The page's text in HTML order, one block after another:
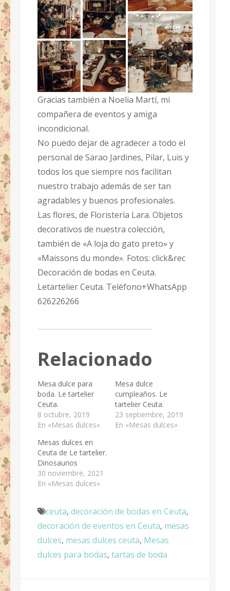
Gracias también a Noelia Martí, mi
compañera de eventos y amiga
incondicional.
No puedo dejar de agradecer a todo el
personal de Sarao Jardines, Pilar, Luis y
todos los que siempre nos facilitan
nuestro trabajo además de ser tan
agradables y buenos profesionales.
Las flores, de Floristería Lara. Objetos
decorativos de nuestra colección,
también de «A loja do gato preto» y
«Maissons du monde». Fotos: click&rec
Decoración de bodas en Ceuta.
Letartelier Ceuta. Teléfono+WhatsApp
626226266
Relacionado
Mesa dulce para
boda. Le tartelier
Ceuta.
8 octubre, 2019
En «Mesas dulces»
Mesa dulce
cumpleaños. Le
tartelier Ceuta.
23 septiembre, 2019
En «Mesas dulces»
Mesas dulces en
Ceuta de Le tartelier.
Dinosaurios
30 noviembre, 2021
En «Mesas dulces»
ceuta, decoración de bodas en Ceuta,
decoración de eventos en Ceuta, mesas
dulces, mesas dulces ceuta, Mesas
dulces para bodas, tartas de boda